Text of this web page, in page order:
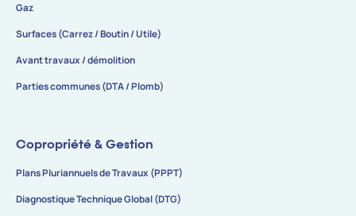
Gaz
Surfaces (Carrez / Boutin / Utile)
Avant travaux / démolition
Parties communes (DTA / Plomb)
Copropriété & Gestion
Plans Pluriannuels de Travaux (PPPT)
Diagnostique Technique Global (DTG)